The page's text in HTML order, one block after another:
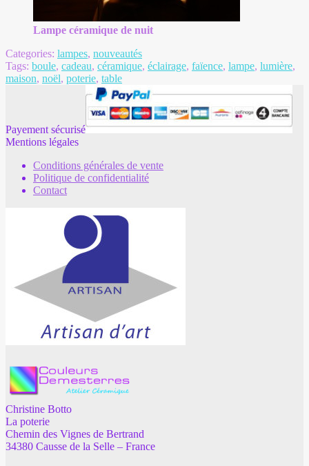
Lampe céramique de nuit
Categories: lampes, nouveautés
Tags: boule, cadeau, céramique, éclairage, faïence, lampe, lumière,
maison, noël, poterie, table
Payement sécurisé
Mentions légales
Conditions générales de vente
Politique de confidentialité
Contact
Christine Botto
La poterie
Chemin des Vignes de Bertrand
34380 Causse de la Selle – France